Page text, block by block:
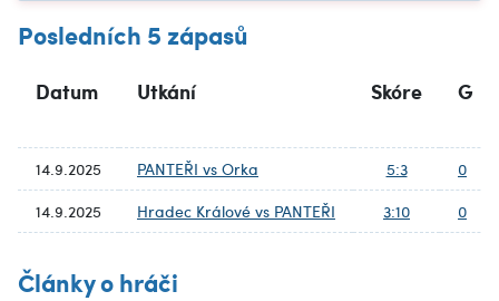
Posledních 5 zápasů
Datum Utkání Skóre G
14.9.2025 PANTEŘI vs Orka 5:3
0
14.9.2025
Hradec Králové vs PANTEŘI 3:10 0
Články o hráči